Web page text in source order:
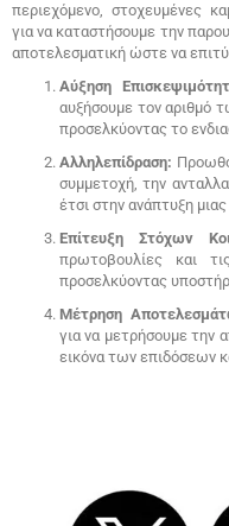
περιεχόμενο, στοχευμένες
για να καταστήσουμε την
αποτελεσματική ώστε να
Αύξηση
αυξήσουμε τον αριθμό
προσελκύοντας το
Αλληλεπίδραση:
συμμετοχή, την
έτσι στην ανάπτυξη
Επίτευξη Στόχων
πρωτοβουλίες και
προσελκύοντας
Μέτρηση
για να μετρήσουμε την
εικόνα των επιδόσεων